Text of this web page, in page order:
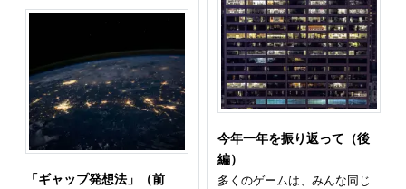
「ギャップ発想法」（前
今年一年を振り返って（後
編）
多くのゲームは、みんな同じ